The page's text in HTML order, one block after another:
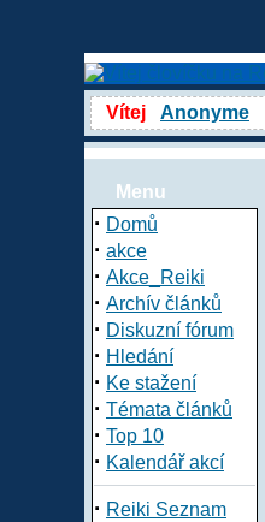
Vítej Anonyme
Menu
· Domů
· akce
· Akce_Reiki
· Archív článků
· Diskuzní fórum
· Hledání
· Ke stažení
· Témata článků
· Top 10
· Kalendář akcí
· Reiki Seznam